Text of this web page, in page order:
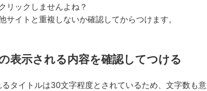
リックしませんよね？
サイトと重複しないか確認してからつけます。
示される内容を確認してつける
タイトルは30文字程度とされているため、文字数も意